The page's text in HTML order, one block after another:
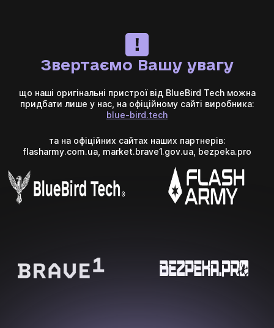
Звертаємо Вашу увагу
що наші оригінальні пристрої від BlueBird Tech можна
придбати лише у нас, на офіційному сайті виробника:
blue-bird.tech
та на офіційних сайтах наших партнерів:
flasharmy.com.ua, market.brave1.gov.ua, bezpeka.pro